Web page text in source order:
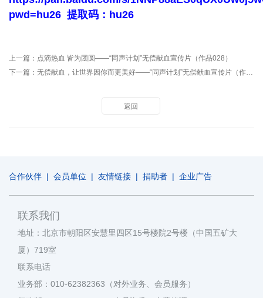
pwd=hu26 提取码： hu26
上一篇： 点滴热血 皆为团圆——“同声计划”无偿献血宣传片（作品028）
下一篇： 无偿献血，让世界因你而更美好——“同声计划”无偿献血宣传片（作品030）
返回
合作伙伴 | 会员单位 | 友情链接 | 捐助者 | 企业广告
联系我们
地址：北京市朝阳区安慧里四区15号楼院2号楼（中国五矿大
厦）719室
联系电话
业务部：010-62382363（对外业务、会员服务）